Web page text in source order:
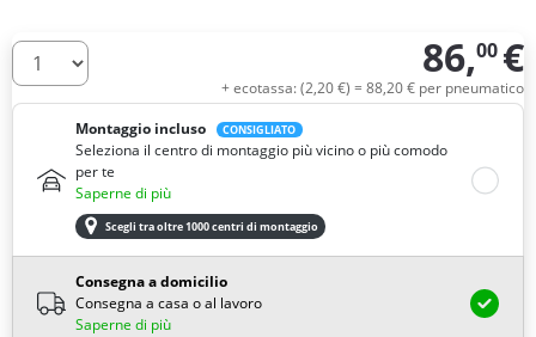
Quantità 86,00 €
+ ecotassa: (2,20€) = 88,20€ per pneumatico
Montaggio incluso
CONSIGLIATO
Seleziona il centro di montaggio più vicino o più comodo
per te
Saperne di più
Scegli tra oltre 1000 centri di montaggio
Consegna a domicilio
Consegna a casa o al lavoro
Saperne di più